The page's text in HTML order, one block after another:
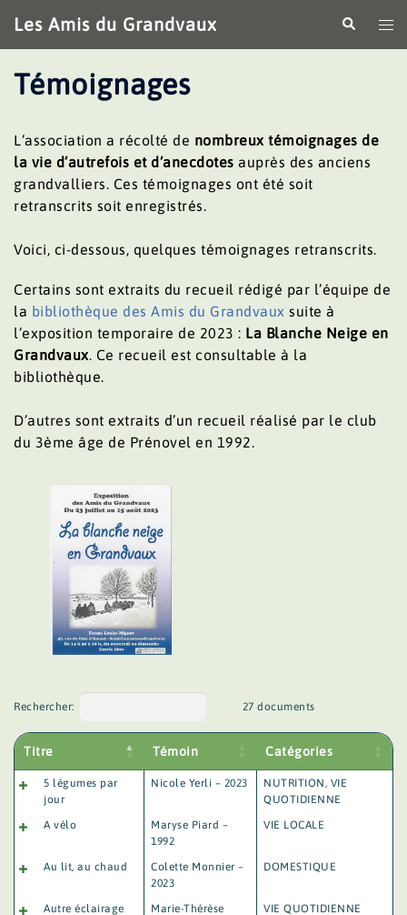
au
contenu
Les Amis du Grandvaux
le
Témoignages
L’association a récolté de nombreux témoignages de
la vie d’autrefois et d’anecdotes auprès des anciens
grandvalliers. Ces témoignages ont été soit
retranscrits soit enregistrés.
Voici, ci-dessous, quelques témoignages retranscrits.
Certains sont extraits du recueil rédigé par l’équipe de
la bibliothèque des Amis du Grandvaux suite à
l’exposition temporaire de 2023 : La Blanche Neige en
Grandvaux. Ce recueil est consultable à la
bibliothèque.
D’autres sont extraits d’un recueil réalisé par le club
du 3ème âge de Prénovel en 1992.
Rechercher: 27 documents
Titre Témoin Catégories
5 légumes par
jour
Nicole Yerli – 2023 NUTRITION, VIE
QUOTIDIENNE
A vélo
Maryse Piard –
1992
VIE LOCALE
Au lit, au chaud
Colette Monnier –
2023
DOMESTIQUE
Autre éclairage
Marie-Thérèse
VIE QUOTIDIENNE